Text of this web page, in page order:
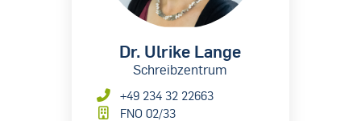
Dr. Ulrike Lange
Schreibzentrum
+49 234 32 22663
FNO 02/33